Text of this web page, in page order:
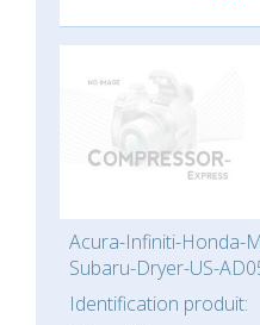
Acura-Infiniti-Honda-
Subaru-Dryer-US-
Identification produit: